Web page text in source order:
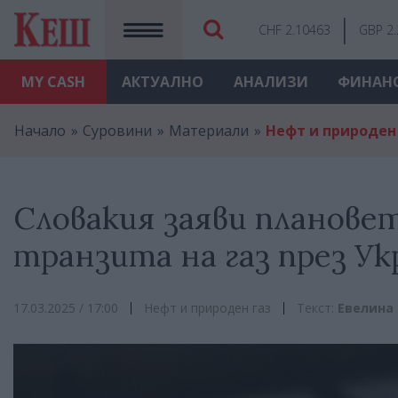
MY CASH
CHF 2.10463 GBP
АКТУАЛНО АНАЛИЗИ
Начало Суровини Материали Нефт и природен
Словакия заяви
транзита на газ през
17.03.2025 / 17:00 Нефт и природен газ Текст: Евелина